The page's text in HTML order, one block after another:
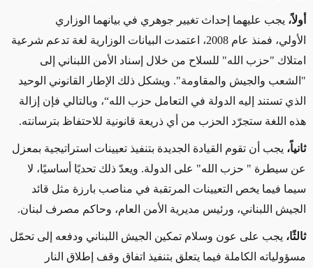
أولاً، يجب عليهما إحداث تغيير جوهري في بيانهما الوزاري
الأولي، فمنذ عام 2008، اعتمدت البيانات الوزارية لغة تدعم شرعية
امتلاك "حزب الله" للسلاح من خلال إسناد الأمن اللبناني إلى
"الشعب والجيش والمقاومة". ويشكل ذلك الإطار القانوني الوحيد
الذي تستند إليه الدولة في التعامل حزب الله“، وبالتالي فإن إزالة
هذه اللغة ستجرّد الحزب من أي ذريعة قانونية للاحتفاظ بترسانته.
ثانياً، يجب أن تقوم القيادة الجديدة بتنفيذ تعيينات استراتيجية بمعزل
عن سيطرة " حزب الله" على الدولة. ويعدّ ذلك تحديًا أساسيًا، لا
سيما فيما يخص التعيينات المرتقبة في مناصب بارزة مثل قائد
الجيش اللبناني، ورئيس مديرية الأمن العام، وحاكم مصرف لبنان.
ثالثًا، يجب على عون وسلام تمكين الجيش اللبناني ودفعه إلى تحمّل
مسؤولياته الكاملة فيما يتعلق بتنفيذ اتفاق وقف إطلاق النار